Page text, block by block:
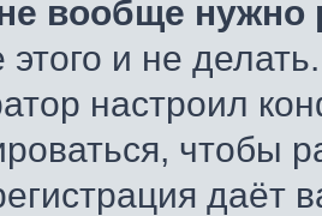
вообще нужно
и не
настроил
чтобы
даёт